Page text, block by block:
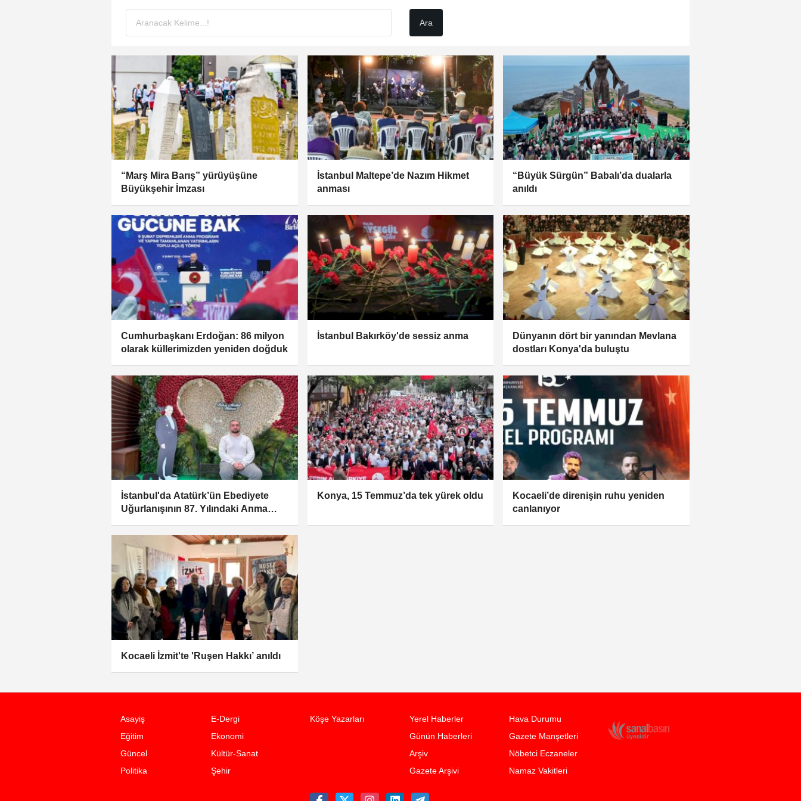
“Marş Mira Barış” yürüyüşüne
Büyükşehir İmzası
İstanbul Maltepe’de Nazım Hikmet
anması
“Büyük Sürgün” Babalı’da dualarla
anıldı
Cumhurbaşkanı Erdoğan: 86 milyon
olarak küllerimizden yeniden doğduk
İstanbul Bakırköy'de sessiz anma
Dünyanın dört bir yanından Mevlana
dostları Konya'da buluştu
İstanbul'da Atatürk’ün Ebediyete
Uğurlanışının 87. Yılındaki Anma
Konya, 15 Temmuz’da tek yürek oldu
Kocaeli’de direnişin ruhu yeniden
canlanıyor
Kocaeli İzmit'te 'Ruşen Hakkı’ anıldı
Asayiş
E-Dergi
Eğitim
Ekonomi
Güncel
Kültür-Sanat
Politika
Şehir
Köşe Yazarları
Yerel Haberler
Günün Haberleri
Arşiv
Gazete Arşivi
Hava Durumu
Gazete Manşetleri
Nöbetci Eczaneler
Namaz Vakitleri